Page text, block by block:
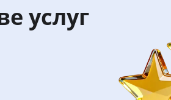
услуг